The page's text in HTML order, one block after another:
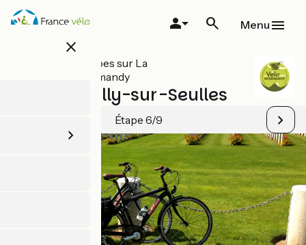
Aller
au
close
Menu
Toutes les étapes sur La
VéloWestNormandy
Bayeux / Tilly-sur-Seulles
Étape 6/9